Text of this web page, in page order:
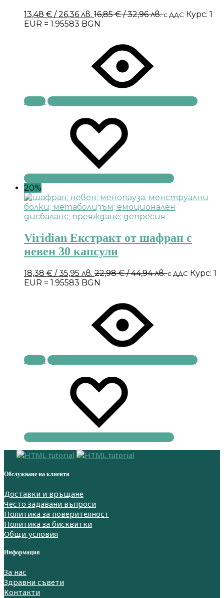
13,48 € / 26,36 лв. 16,85€/ 32,96 лв.с ДДС Курс: 1
EUR = 1.95583 BGN
Купи
20%
Viridian Екстракт от шафран с
невен 30 капсули
18,38 € / 35,95 лв. 22,98€/ 44,94 лв.с ДДС Курс: 1
EUR = 1.95583 BGN
Купи
Обслужване на клиенти
Доставки и връщане
Често задавани въпроси
Политика за поверителност
Политика за бисквитки
Общи условия
Информация
За нас
Здравни съвети
Контакти